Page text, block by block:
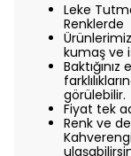
Leke
Renklerde
kumaş ve
görülebilir.
Fiyat tek
Renk ve
Kahverengi